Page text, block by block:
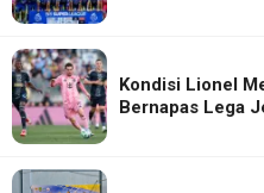
Kondisi Lionel
Bernapas Lega